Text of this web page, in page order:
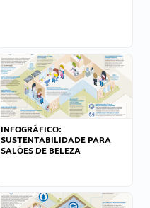
INFOGRÁFICO:
SUSTENTABILIDADE PARA
SALÕES DE BELEZA